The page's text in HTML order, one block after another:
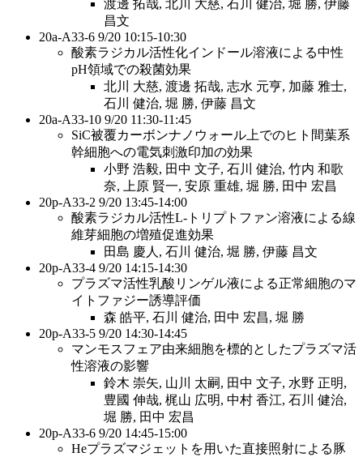
渡邊 拓哉, 北川 ⼤慈, ⽯川 健治, 堀 勝, 伊藤
昌⽂
20a-A33-6 9/20 10:15-10:30
酸素ラジカル活性化インドール溶液による中性
pH領域での殺菌効果
北川 ⼤慈, 渡邊 拓哉, 志⽔ 元亨, 加藤 雅⼠,
⽯川 健治, 堀 勝, 伊藤 昌⽂
20a-A33-10 9/20 11:30-11:45
SiC被覆カーボンナノウォール上でのヒト間葉系
幹細胞への電気刺激印加の効果
⼩野 浩毅, ⽥中 ⽂⼦, ⽯川 健治, ⽵内 和歌
奈, 上原 賢⼀, 安原 重雄, 堀 勝, ⽥中 宏昌
20p-A33-2 9/20 13:45-14:00
酸素ラジカル活性L-トリプトファン溶液による線
維芽細胞の増殖促進効果
⽥島 慶⼈, ⽯川 健治, 堀 勝, 伊藤 昌⽂
20p-A33-4 9/20 14:15-14:30
プラズマ活性乳酸リンゲル液による正常細胞のマ
イトファジー誘導評価
森 皓平, ⽯川 健治, ⽥中 宏昌, 堀 勝
20p-A33-5 9/20 14:30-14:45
マンモスフェア由来細胞を標的としたプラズマ活
性溶液の影響
鈴⽊ 崇⽮, ⼭川 太嗣, ⽥中 ⽂⼦, ⽔野 正明,
豊國 伸哉, 梶⼭ 広明, 中村 ⾹江, ⽯川 健治,
堀 勝, ⽥中 宏昌
20p-A33-6 9/20 14:45-15:00
Heプラズマジェットを⽤いた直接照射による豚